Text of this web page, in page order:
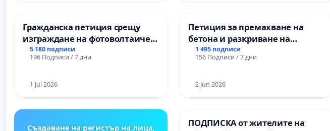
Гражданска петиция срещу
изграждане на фотоволтаичен
парк в с.Прибой, общ. Радомир
5 180 подписи
196 Подписи / 7 дни
1 Jul 2026
Петиция за премахване на
бетона и разкриване на
античното сърце на
Могиланската могила във
1 495 подписи
156 Подписи / 7 дни
2 Jun 2026
Създаване на регистър на лица,
ПОДПИСКА от жителите на